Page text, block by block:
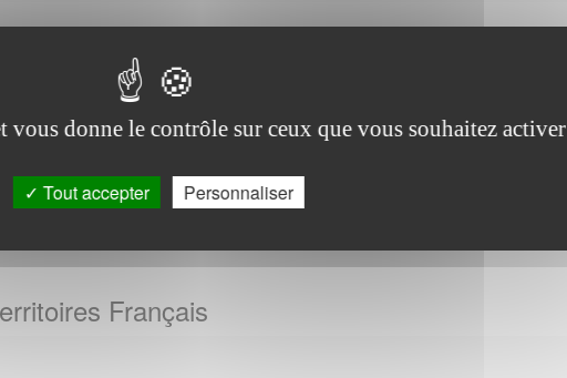
Français
vous donne le contrôle sur ceux que vous souhaitez activer
Tout accepter Personnaliser